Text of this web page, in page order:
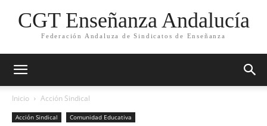
CGT Enseñanza Andalucía
Federación Andaluza de Sindicatos de Enseñanza
Inicio Acción Sindical
Acción Sindical Comunidad Educativa